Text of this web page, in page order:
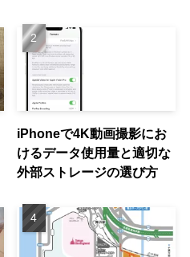
iPhoneで4K動画撮影にお
けるデータ使用量と適切な
外部ストレージの選び方